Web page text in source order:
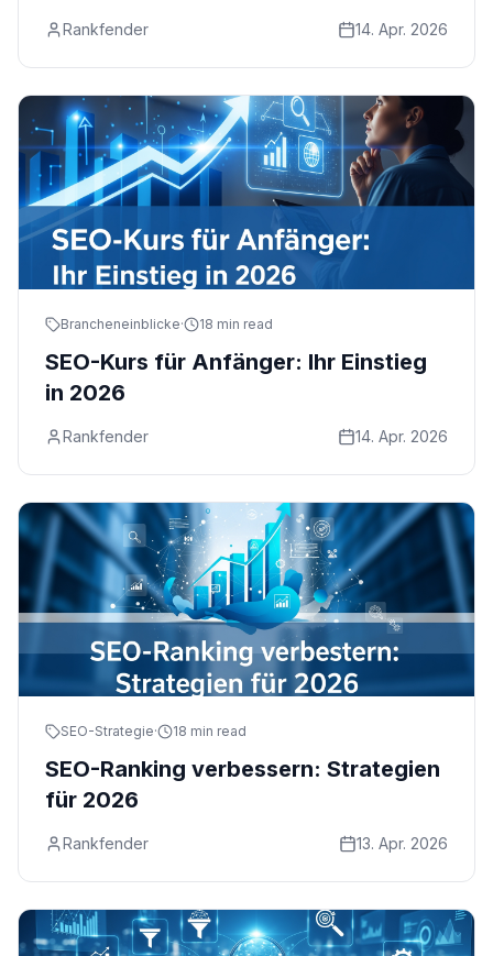
Rankfender 14. Apr. 2026
Brancheneinblicke· 18 min read
SEO-Kurs für Anfänger: Ihr Einstieg
in 2026
Rankfender 14. Apr. 2026
SEO-Strategie· 18 min read
SEO-Ranking verbessern: Strategien
für 2026
Rankfender 13. Apr. 2026